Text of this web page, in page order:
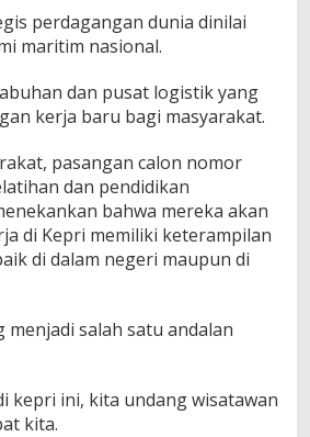
perdagangan dunia dinilai
maritim nasional.
dan pusat logistik yang
kerja baru bagi masyarakat.
pasangan calon nomor
dan pendidikan
bahwa mereka akan
di Kepri memiliki keterampilan
di dalam negeri maupun di
salah satu andalan
kepri ini, kita undang wisatawan
kita.